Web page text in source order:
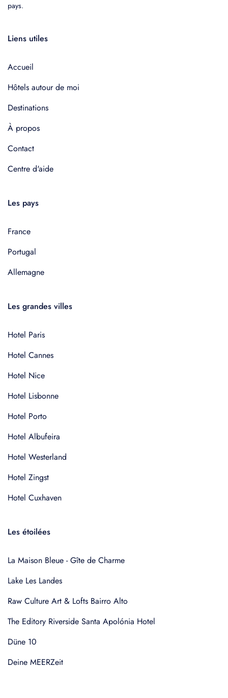
pays.
Liens utiles
Accueil
Hôtels autour de moi
Destinations
À propos
Contact
Centre d'aide
Les pays
France
Portugal
Allemagne
Les grandes villes
Hotel Paris
Hotel Cannes
Hotel Nice
Hotel Lisbonne
Hotel Porto
Hotel Albufeira
Hotel Westerland
Hotel Zingst
Hotel Cuxhaven
Les étoilées
La Maison Bleue - Gîte de Charme
Lake Les Landes
Raw Culture Art & Lofts Bairro Alto
The Editory Riverside Santa Apolónia Hotel
Düne 10
Deine MEERZeit